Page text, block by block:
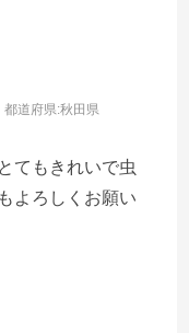
都道府県:秋田県
てもきれいで虫
よろしくお願い